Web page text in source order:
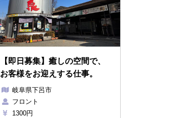
【即日募集】癒しの空間で、
お客様をお迎えする仕事。
岐阜県下呂市
フロント
1300円